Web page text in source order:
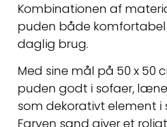
Kombinationen af
puden både
daglig brug.
Med sine mål på 50 x 50
puden godt i sofaer,
som dekorativt element i
Farven sand giver et